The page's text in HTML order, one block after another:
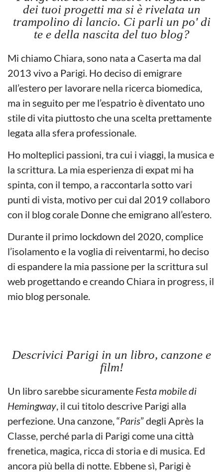
dei tuoi progetti ma si è rivelata un
trampolino di lancio. Ci parli un po' di
te e della nascita del tuo blog?
Mi chiamo Chiara, sono nata a Caserta ma dal
2013 vivo a Parigi. Ho deciso di emigrare
all’estero per lavorare nella ricerca biomedica,
ma in seguito per me l’espatrio è diventato uno
stile di vita piuttosto che una scelta prettamente
legata alla sfera professionale.
Ho molteplici passioni, tra cui i viaggi, la musica e
la scrittura. La mia esperienza di expat mi ha
spinta, con il tempo, a raccontarla sotto vari
punti di vista, motivo per cui dal 2019 collaboro
con il blog corale Donne che emigrano all’estero.
Durante il primo lockdown del 2020, complice
l’isolamento e la voglia di reiventarmi, ho deciso
di espandere la mia passione per la scrittura sul
web progettando e creando Chiara in progress, il
mio blog personale.
Descrivici Parigi in un libro, canzone e
film!
Un libro sarebbe sicuramente Festa mobile di
Hemingway , il cui titolo descrive Parigi alla
perfezione. Una canzone, “Paris” degli Après la
Classe, perché parla di Parigi come una città
frenetica, magica, ricca di storia e di musica. Ed
ancora più bella di notte. Ebbene sì, Parigi è